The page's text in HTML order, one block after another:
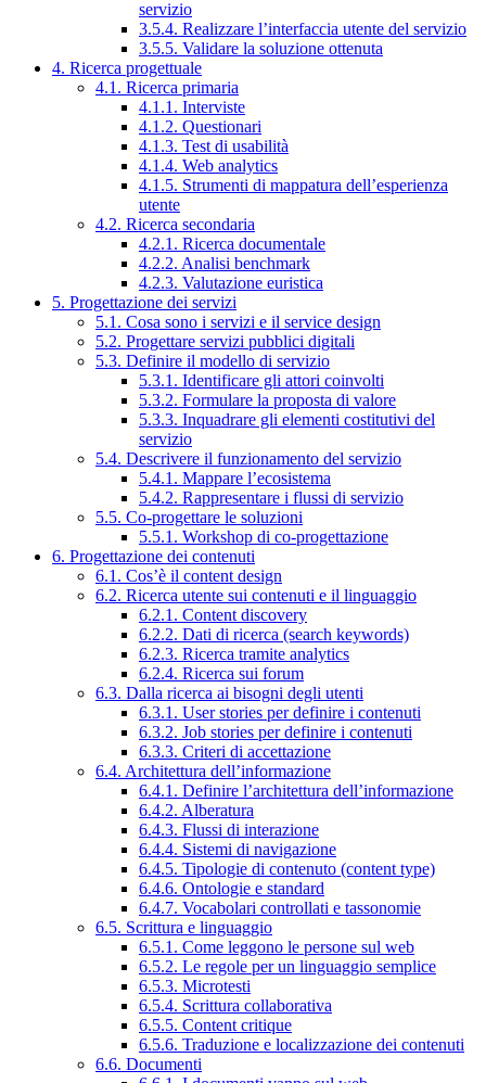
servizio
3.5.4. Realizzare l’interfaccia utente del servizio
3.5.5. Validare la soluzione ottenuta
4. Ricerca progettuale
4.1. Ricerca primaria
4.1.1. Interviste
4.1.2. Questionari
4.1.3. Test di usabilità
4.1.4. Web analytics
4.1.5. Strumenti di mappatura dell’esperienza
utente
4.2. Ricerca secondaria
4.2.1. Ricerca documentale
4.2.2. Analisi benchmark
4.2.3. Valutazione euristica
5. Progettazione dei servizi
5.1. Cosa sono i servizi e il service design
5.2. Progettare servizi pubblici digitali
5.3. Definire il modello di servizio
5.3.1. Identificare gli attori coinvolti
5.3.2. Formulare la proposta di valore
5.3.3. Inquadrare gli elementi costitutivi del
servizio
5.4. Descrivere il funzionamento del servizio
5.4.1. Mappare l’ecosistema
5.4.2. Rappresentare i flussi di servizio
5.5. Co-progettare le soluzioni
5.5.1. Workshop di co-progettazione
6. Progettazione dei contenuti
6.1. Cos’è il content design
6.2. Ricerca utente sui contenuti e il linguaggio
6.2.1. Content discovery
6.2.2. Dati di ricerca (search keywords)
6.2.3. Ricerca tramite analytics
6.2.4. Ricerca sui forum
6.3. Dalla ricerca ai bisogni degli utenti
6.3.1. User stories per definire i contenuti
6.3.2. Job stories per definire i contenuti
6.3.3. Criteri di accettazione
6.4. Architettura dell’informazione
6.4.1. Definire l’architettura dell’informazione
6.4.2. Alberatura
6.4.3. Flussi di interazione
6.4.4. Sistemi di navigazione
6.4.5. Tipologie di contenuto (content type)
6.4.6. Ontologie e standard
6.4.7. Vocabolari controllati e tassonomie
6.5. Scrittura e linguaggio
6.5.1. Come leggono le persone sul web
6.5.2. Le regole per un linguaggio semplice
6.5.3. Microtesti
6.5.4. Scrittura collaborativa
6.5.5. Content critique
6.5.6. Traduzione e localizzazione dei contenuti
6.6. Documenti